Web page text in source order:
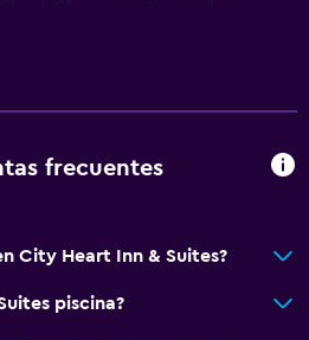
frecuentes
City Heart Inn & Suites?
piscina?